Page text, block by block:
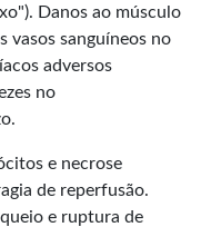
Danos ao músculo
vasos sanguíneos no
adversos
no
e necrose
de reperfusão.
e ruptura de